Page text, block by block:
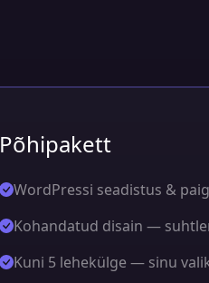
Põhipakett
WordPressi seadistus &
Kohandatud disain —
Kuni 5 lehekülge — sinu